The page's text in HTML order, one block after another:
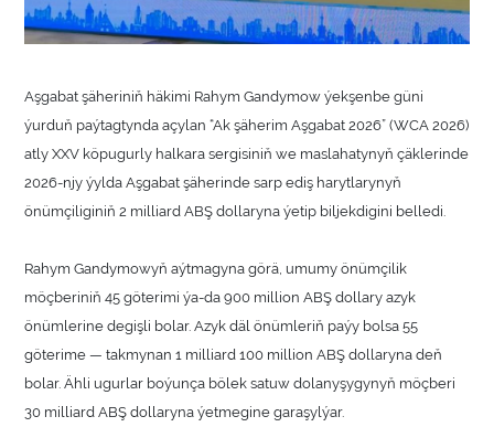
Aşgabat şäheriniň häkimi Rahym Gandymow ýekşenbe güni
ýurduň paýtagtynda açylan “Ak şäherim Aşgabat 2026” (WCA 2026)
atly XXV köpugurly halkara sergisiniň we maslahatynyň çäklerinde
2026-njy ýylda Aşgabat şäherinde sarp ediş harytlarynyň
önümçiliginiň 2 milliard ABŞ dollaryna ýetip biljekdigini belledi.
Rahym Gandymowyň aýtmagyna görä, umumy önümçilik
möçberiniň 45 göterimi ýa-da 900 million ABŞ dollary azyk
önümlerine degişli bolar. Azyk däl önümleriň paýy bolsa 55
göterime — takmynan 1 milliard 100 million ABŞ dollaryna deň
bolar. Ähli ugurlar boýunça bölek satuw dolanyşygynyň möçberi
30 milliard ABŞ dollaryna ýetmegine garaşylýar.